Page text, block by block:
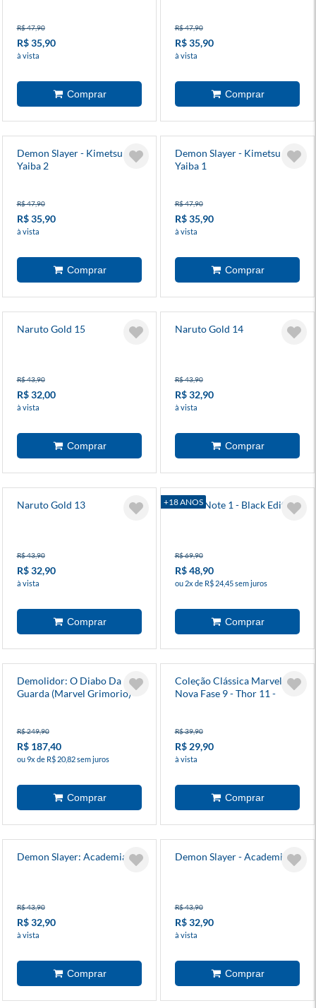
R$ 47,90
R$ 35,90
à vista
R$ 47,90
R$ 35,90
à vista
Demon Slayer - Kimetsu No
Yaiba 2
R$ 47,90
R$ 35,90
à vista
Demon Slayer - Kimetsu No
Yaiba 1
R$ 47,90
R$ 35,90
à vista
Naruto Gold 15
R$ 43,90
R$ 32,00
à vista
Naruto Gold 14
R$ 43,90
R$ 32,90
à vista
Naruto Gold 13
R$ 43,90
R$ 32,90
à vista
+18 ANOS
Death Note 1 - Black Edition
R$ 69,90
R$ 48,90
ou 2x de R$ 24,45 sem juros
Demolidor: O Diabo Da
Guarda (Marvel Grimorio)
R$ 249,90
R$ 187,40
ou 9x de R$ 20,82 sem juros
Coleção Clássica Marvel:
Nova Fase 9 - Thor 11 -
R$ 39,90
R$ 29,90
à vista
Demon Slayer: Academia 5
R$ 43,90
R$ 32,90
à vista
Demon Slayer - Academia 4
R$ 43,90
R$ 32,90
à vista